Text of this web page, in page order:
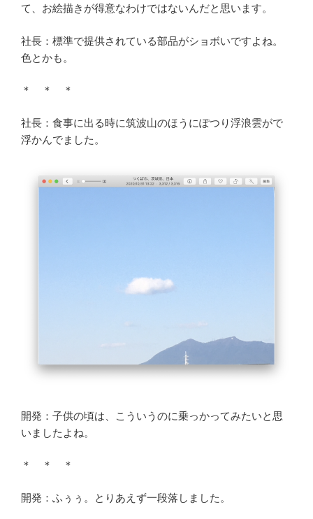
て、お絵描きが得意なわけではないんだと思います。
社長：標準で提供されている部品がショボいですよね。
色とかも。
＊ ＊ ＊
社長：食事に出る時に筑波山のほうにぽつり浮浪雲がで
浮かんでました。
開発：子供の頃は、こういうのに乗っかってみたいと思
いましたよね。
＊ ＊ ＊
開発：ふぅぅ。とりあえず一段落しました。